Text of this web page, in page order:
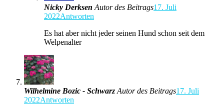
Nicky Derksen Autor des Beitrags17. Juli
2022Antworten
Es hat aber nicht jeder seinen Hund schon seit dem
Welpenalter
Wilhelmine Bozic - Schwarz Autor des Beitrags17. Juli
2022Antworten